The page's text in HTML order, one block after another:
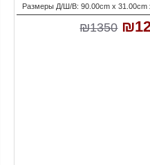
Размеры Д/Ш/В: 90.00cm x 31.00cm
₪1350